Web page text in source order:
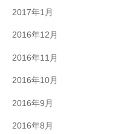
2017年1月
2016年12月
2016年11月
2016年10月
2016年9月
2016年8月